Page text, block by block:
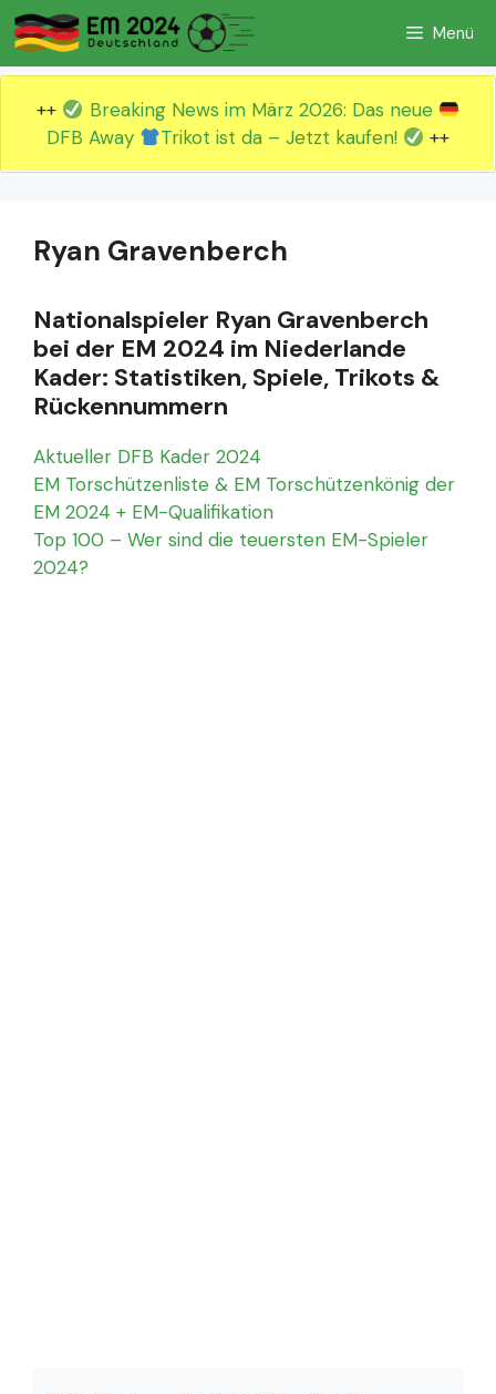
Zum
Inhalt
springen
Menü
++
Breaking News im März 2026: Das neue
DFB Away
Trikot ist da – Jetzt kaufen! ++
Ryan Gravenberch
Nationalspieler Ryan Gravenberch
bei der EM 2024 im Niederlande
Kader: Statistiken, Spiele, Trikots &
Rückennummern
Aktueller DFB Kader 2024
EM Torschützenliste & EM Torschützenkönig der
EM 2024 + EM-Qualifikation
Top 100 – Wer sind die teuersten EM-Spieler
2024?